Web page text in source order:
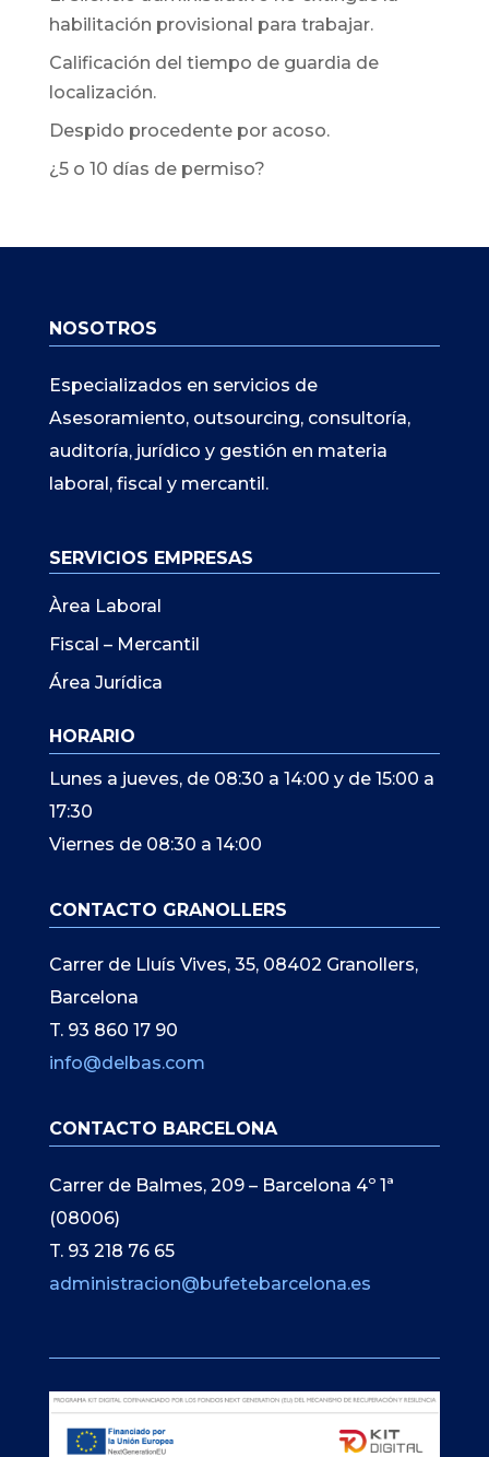
habilitación provisional para trabajar.
Calificación del tiempo de guardia de
localización.
Despido procedente por acoso.
¿5 o 10 días de permiso?
NOSOTROS
Especializados en servicios de
Asesoramiento, outsourcing, consultoría,
auditoría, jurídico y gestión en materia
laboral, fiscal y mercantil.
SERVICIOS EMPRESAS
Àrea Laboral
Fiscal – Mercantil
Área Jurídica
HORARIO
Lunes a jueves, de 08:30 a 14:00 y de 15:00 a
17:30
Viernes de 08:30 a 14:00
CONTACTO GRANOLLERS
Carrer de Lluís Vives, 35, 08402 Granollers,
Barcelona
T. 93 860 17 90
info@delbas.com
CONTACTO BARCELONA
Carrer de Balmes, 209 – Barcelona 4º 1ª
(08006)
T. 93 218 76 65
administracion@bufetebarcelona.es